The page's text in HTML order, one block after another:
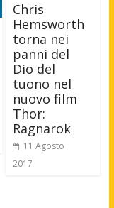
Chris
Hemsworth
torna nei
panni del
Dio del
tuono nel
nuovo film
Thor:
Ragnarok
11 Agosto
2017